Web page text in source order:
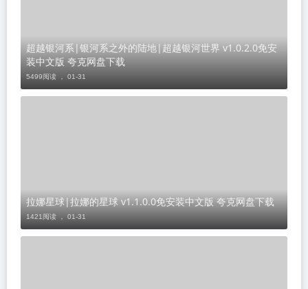
超越银河系|银河系之外的陆地|超越银河世界 v1.0.2.0免安
装中文版 夸克网盘下载
5499阅读 ， 01-31
​拉娜星球|拉娜的星球 v1.1.0.0免安装中文版 夸克网盘下载
1421阅读 ， 01-31